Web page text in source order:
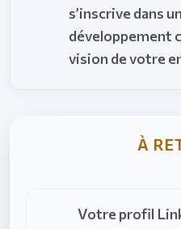
s’inscrive dans
développement
vision de votre
À
Votre profil